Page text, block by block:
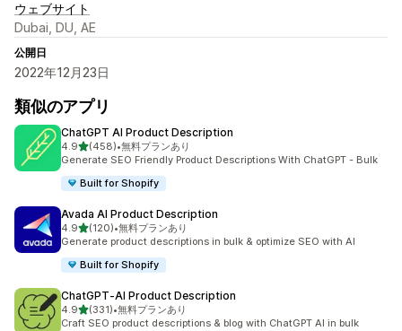
ウェブサイト
Dubai, DU, AE
公開日
2022年12月23日
類似のアプリ
ChatGPT AI Product Description
4.95つ星中
(458)
合計レビュー数：458件
•無料プランあり
Generate SEO Friendly Product Descriptions With ChatGPT - Bulk
Built for Shopify
Avada AI Product Description
4.95つ星中
(120)
合計レビュー数：120件
•無料プランあり
Generate product descriptions in bulk & optimize SEO with AI
Built for Shopify
ChatGPT‑AI Product Description
4.95つ星中
(331)
合計レビュー数：331件
•無料プランあり
Craft SEO product descriptions & blog with ChatGPT AI in bulk